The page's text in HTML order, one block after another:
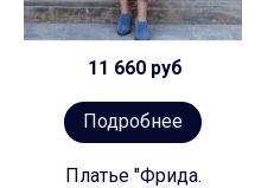
11 660 руб
Подробнее
Платье "Фрида.